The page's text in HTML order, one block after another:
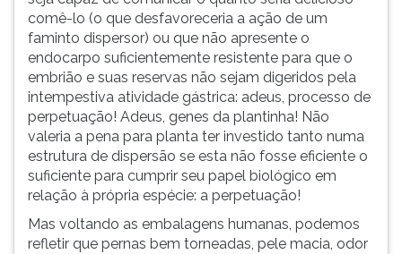
comê-lo (o que desfavoreceria a ação de um
faminto dispersor) ou que não apresente o
endocarpo suficientemente resistente para que o
embrião e suas reservas não sejam digeridos pela
intempestiva atividade gástrica: adeus, processo de
perpetuação! Adeus, genes da plantinha! Não
valeria a pena para planta ter investido tanto numa
estrutura de dispersão se esta não fosse eficiente o
suficiente para cumprir seu papel biológico em
relação à própria espécie: a perpetuação!
Mas voltando as embalagens humanas, podemos
refletir que pernas bem torneadas, pele macia, odor